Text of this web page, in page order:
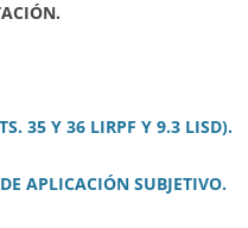
35 Y 36 LIRPF Y 9.3 LISD).
APLICACIÓN SUBJETIVO.